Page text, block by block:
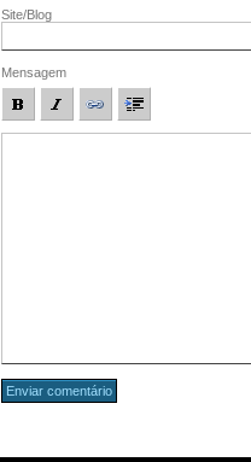
Site/Blog
Mensagem